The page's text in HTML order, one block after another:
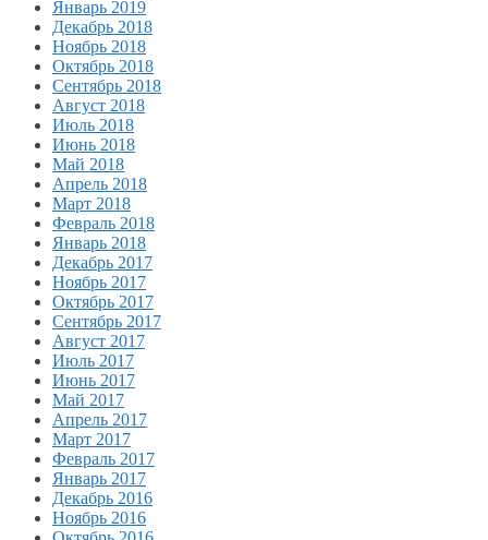
Январь 2019
Декабрь 2018
Ноябрь 2018
Октябрь 2018
Сентябрь 2018
Август 2018
Июль 2018
Июнь 2018
Май 2018
Апрель 2018
Март 2018
Февраль 2018
Январь 2018
Декабрь 2017
Ноябрь 2017
Октябрь 2017
Сентябрь 2017
Август 2017
Июль 2017
Июнь 2017
Май 2017
Апрель 2017
Март 2017
Февраль 2017
Январь 2017
Декабрь 2016
Ноябрь 2016